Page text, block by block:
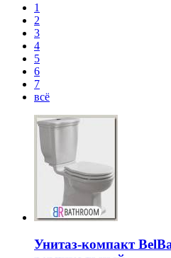
1
2
3
4
5
6
7
всё
Унитаз-компакт